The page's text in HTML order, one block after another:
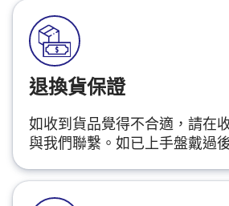
退換貨保證
如收到貨品覺得不合適，請在
與我們聯繫。如已上手盤戴過